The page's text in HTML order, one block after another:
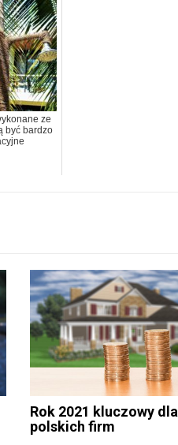
ze
być bardzo
Rok 2021 kluczowy dla
polskich firm